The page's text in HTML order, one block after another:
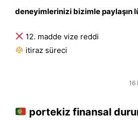
deneyimlerinizi bizimle paylaşın
12. madde vize reddi
i̇tiraz süreci
16
portekiz finansal